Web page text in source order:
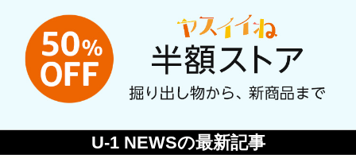
U-1 NEWSの最新記事